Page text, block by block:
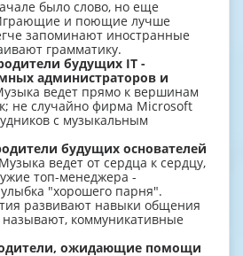
было слово, но еще
и поющие лучше
запоминают иностранные
грамматику.
будущих IT -
администраторов и
ведет прямо к вершинам
не случайно фирма Microsoft
с музыкальным
будущих основателей
Музыка ведет от сердца к сердцу,
топ-менеджера -
"хорошего парня".
развивают навыки общения
называют, коммуникативные
ожидающие помощи